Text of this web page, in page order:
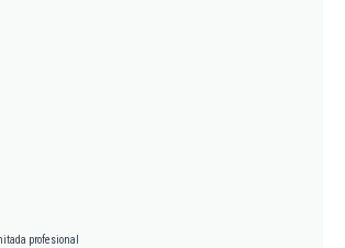
profesional